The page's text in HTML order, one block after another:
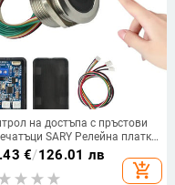
на достъпа с пръстови
SARY Релейна платка
модул за проверка на
отпечатъци DC5V
платка за
€/126.01 лв
add_shopping_cart